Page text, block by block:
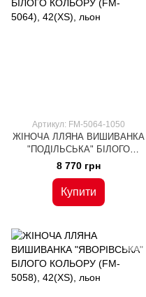
Артикул: FM-5064-1050
ЖІНОЧА ЛЛЯНА ВИШИВАНКА
"ПОДІЛЬСЬКА" БІЛОГО
КОЛЬОРУ (FM-5064), 42(XS),
8 770 грн
Купити